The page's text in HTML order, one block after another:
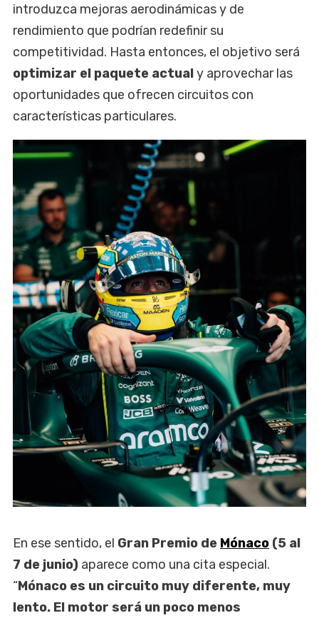
introduzca mejoras aerodinámicas y de
rendimiento que podrían redefinir su
competitividad. Hasta entonces, el objetivo será
optimizar el paquete actualy aprovechar las
oportunidades que ofrecen circuitos con
características particulares.
En ese sentido, el Gran Premio de Mónaco (5 al
7 de junio) aparece como una cita especial.
“Mónaco es un circuito muy diferente, muy
lento. El motor será un poco menos